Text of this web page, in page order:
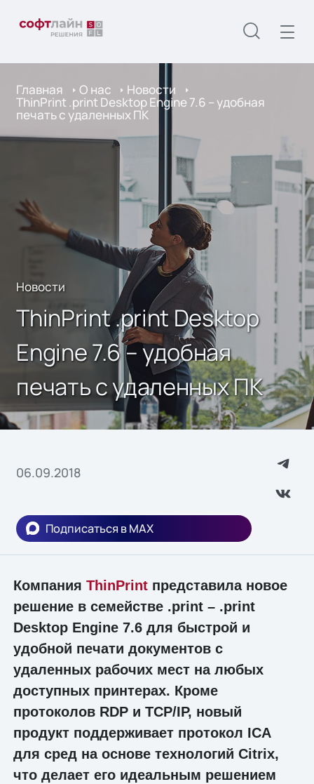
Главная О нас Новости
ThinPrint .print Desktop Engine 7.6 – удобная
печать с удаленных ПК
Новости
ThinPrint .print Desktop
Engine 7.6 – удобная
печать с удаленных ПК
06.09.2018
Подписаться в MAX
Компания ThinPrintпредставила новое
решение в семействе .print – .print
Desktop Engine 7.6 для быстрой и
удобной печати документов с
удаленных рабочих мест на любых
доступных принтерах. Кроме
протоколов RDP и TCP/IP, новый
продукт поддерживает протокол ICA
для сред на основе технологий Citrix,
что делает его идеальным решением